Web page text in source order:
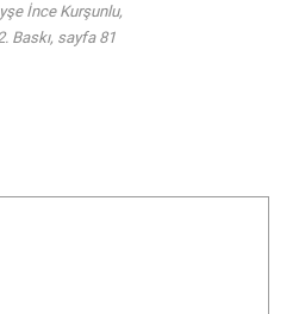
İnce Kurşunlu,
Baskı, sayfa 81